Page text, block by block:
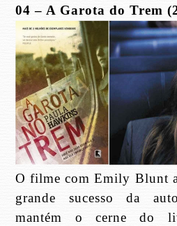
04 – A Garota do Trem
O filme com Emily Blunt
grande sucesso da
mantém o cerne do